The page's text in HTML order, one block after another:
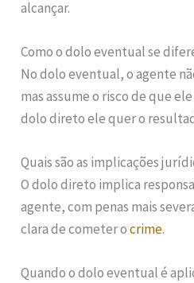
alcançar.
Como o dolo eventual se
No dolo eventual, o agente
mas assume o risco de que
dolo direto ele quer o
Quais são as implicações
O dolo direto implica
agente, com penas mais
clara de cometer ocrime.
Quando o dolo eventual é